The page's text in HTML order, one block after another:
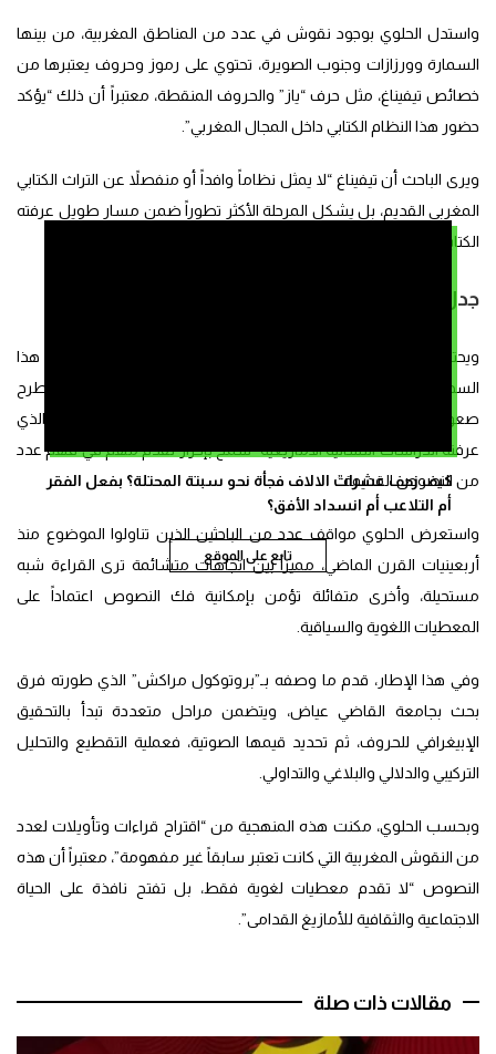
كيف زحف عشرات الالاف فجأة نحو سبتة المحتلة؟ بفعل الفقر
أم التلاعب أم انسداد الأفق؟
تابع على الموقع
واستدل الحلوي بوجود نقوش في عدد من المناطق المغربية، من بينها
السمارة وورزازات وجنوب الصويرة، تحتوي على رموز وحروف يعتبرها من
خصائص تيفيناغ، مثل حرف “ياز” والحروف المنقطة، معتبراً أن ذلك “يؤكد
حضور هذا النظام الكتابي داخل المجال المغربي”.
ويرى الباحث أن تيفيناغ “لا يمثل نظاماً وافداً أو منفصلاً عن التراث الكتابي
المغربي القديم، بل يشكل المرحلة الأكثر تطوراً ضمن مسار طويل عرفته
الكتابة الأمازيغية”.
جدل المقروئية
ويحتل موضوع “مقروئية” النقوش القديمة موقعاً مركزياً في هذا
السجال. فبينما يرى جبرون أن العديد من تلك النقوش “لا تزال تطرح
صعوبات كبيرة في القراءة والتأوي، يشدد الحلوي على أن التطور الذي
عرفته الدراسات اللسانية الأمازيغية “سمح بإحراز تقدم مهم في فهم عدد
من النصوص القديمة”.
واستعرض الحلوي مواقف عدد من الباحثين الذين تناولوا الموضوع منذ
أربعينيات القرن الماضي، مميزاً بين اتجاهات متشائمة ترى القراءة شبه
مستحيلة، وأخرى متفائلة تؤمن بإمكانية فك النصوص اعتماداً على
المعطيات اللغوية والسياقية.
وفي هذا الإطار، قدم ما وصفه بـ”بروتوكول مراكش” الذي طورته فرق
بحث بجامعة القاضي عياض، ويتضمن مراحل متعددة تبدأ بالتحقيق
الإبيغرافي للحروف، ثم تحديد قيمها الصوتية، فعملية التقطيع والتحليل
التركيبي والدلالي والبلاغي والتداولي.
وبحسب الحلوي، مكنت هذه المنهجية من “اقتراح قراءات وتأويلات لعدد
من النقوش المغربية التي كانت تعتبر سابقاً غير مفهومة”، معتبراً أن هذه
النصوص “لا تقدم معطيات لغوية فقط، بل تفتح نافذة على الحياة
الاجتماعية والثقافية للأمازيغ القدامى”.
مقالات ذات صلة